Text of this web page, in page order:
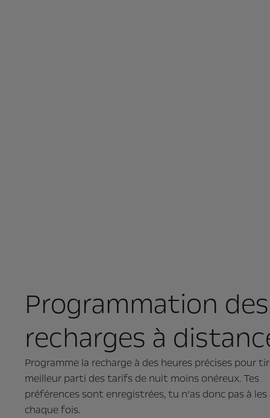
Programmation des
recharges à
Programme la recharge à des heures précises pour
meilleur parti des tarifs de nuit moins onéreux. Tes
préférences sont enregistrées, tu n’as donc pas à
chaque fois.